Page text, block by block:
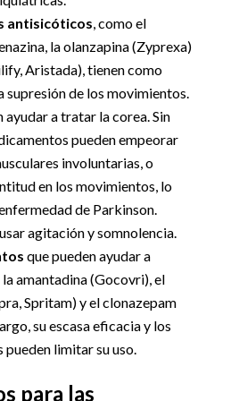
antisicóticos, como el
la olanzapina (Zyprexa)
Aristada), tienen como
supresión de los movimientos.
ayudar a tratar la corea. Sin
pueden empeorar
involuntarias, o
en los movimientos, lo
de Parkinson.
agitación y somnolencia.
que pueden ayudar a
amantadina (Gocovri), el
Spritam) y el clonazepam
su escasa eficacia y los
limitar su uso.
para las